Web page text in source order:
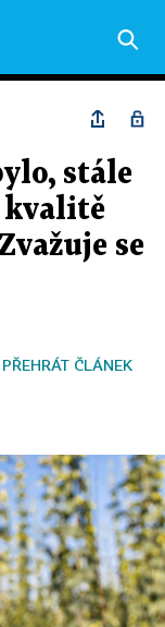
stále
kvalitě
se
PŘEHRÁT ČLÁNEK